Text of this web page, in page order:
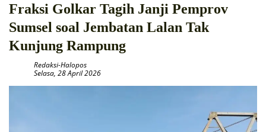
Fraksi Golkar Tagih Janji Pemprov
Sumsel soal Jembatan Lalan Tak
Kunjung Rampung
Redaksi-Halopos
Selasa, 28 April 2026